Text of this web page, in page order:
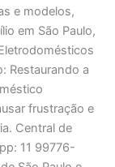
e modelos,
em São Paulo,
Restaurando a
frustração e
Central de
11 99776-